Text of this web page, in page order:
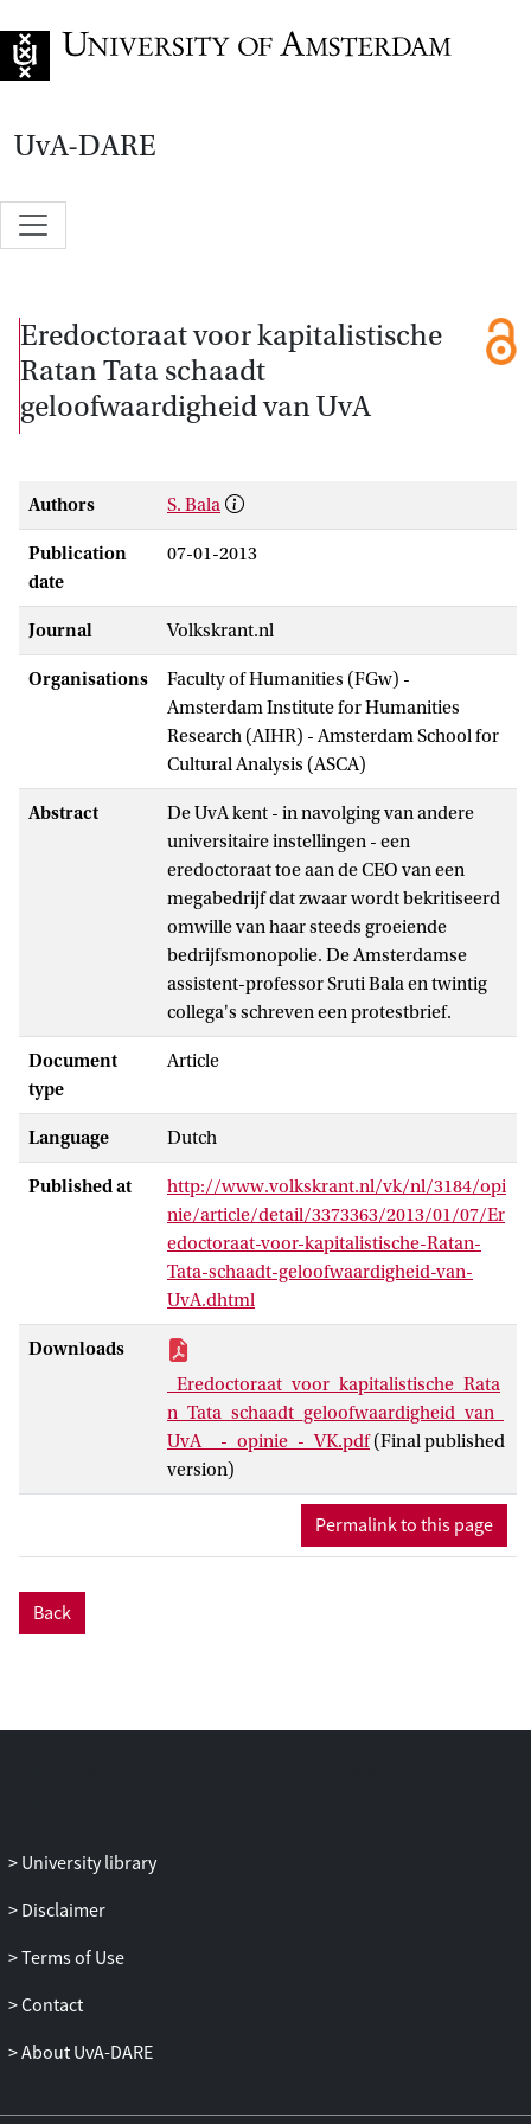
UvA-DARE
Eredoctoraat voor kapitalistische
Ratan Tata schaadt
geloofwaardigheid van UvA
Authors S. Bala
Publication
date
07-01-2013
Journal Volkskrant.nl
Organisations
Faculty of Humanities (FGw) -
Amsterdam Institute for Humanities
Research (AIHR) - Amsterdam School for
Cultural Analysis (ASCA)
Abstract
De UvA kent - in navolging van andere
universitaire instellingen - een
eredoctoraat toe aan de CEO van een
megabedrijf dat zwaar wordt bekritiseerd
omwille van haar steeds groeiende
bedrijfsmonopolie. De Amsterdamse
assistent-professor Sruti Bala en twintig
collega's schreven een protestbrief.
Document
type
Article
Language Dutch
Published at
http://www.volkskrant.nl/vk/nl/3184/opi
nie/article/detail/3373363/2013/01/07/Er
edoctoraat-voor-kapitalistische-Ratan-
Tata-schaadt-geloofwaardigheid-van-
UvA.dhtml
Downloads
_Eredoctoraat_voor_kapitalistische_Rata
n_Tata_schaadt_geloofwaardigheid_van_
UvA__-_opinie_-_VK.pdf (Final published
version)
Permalink to this page
Back
University library
Disclaimer
Terms of Use
Contact
About UvA-DARE